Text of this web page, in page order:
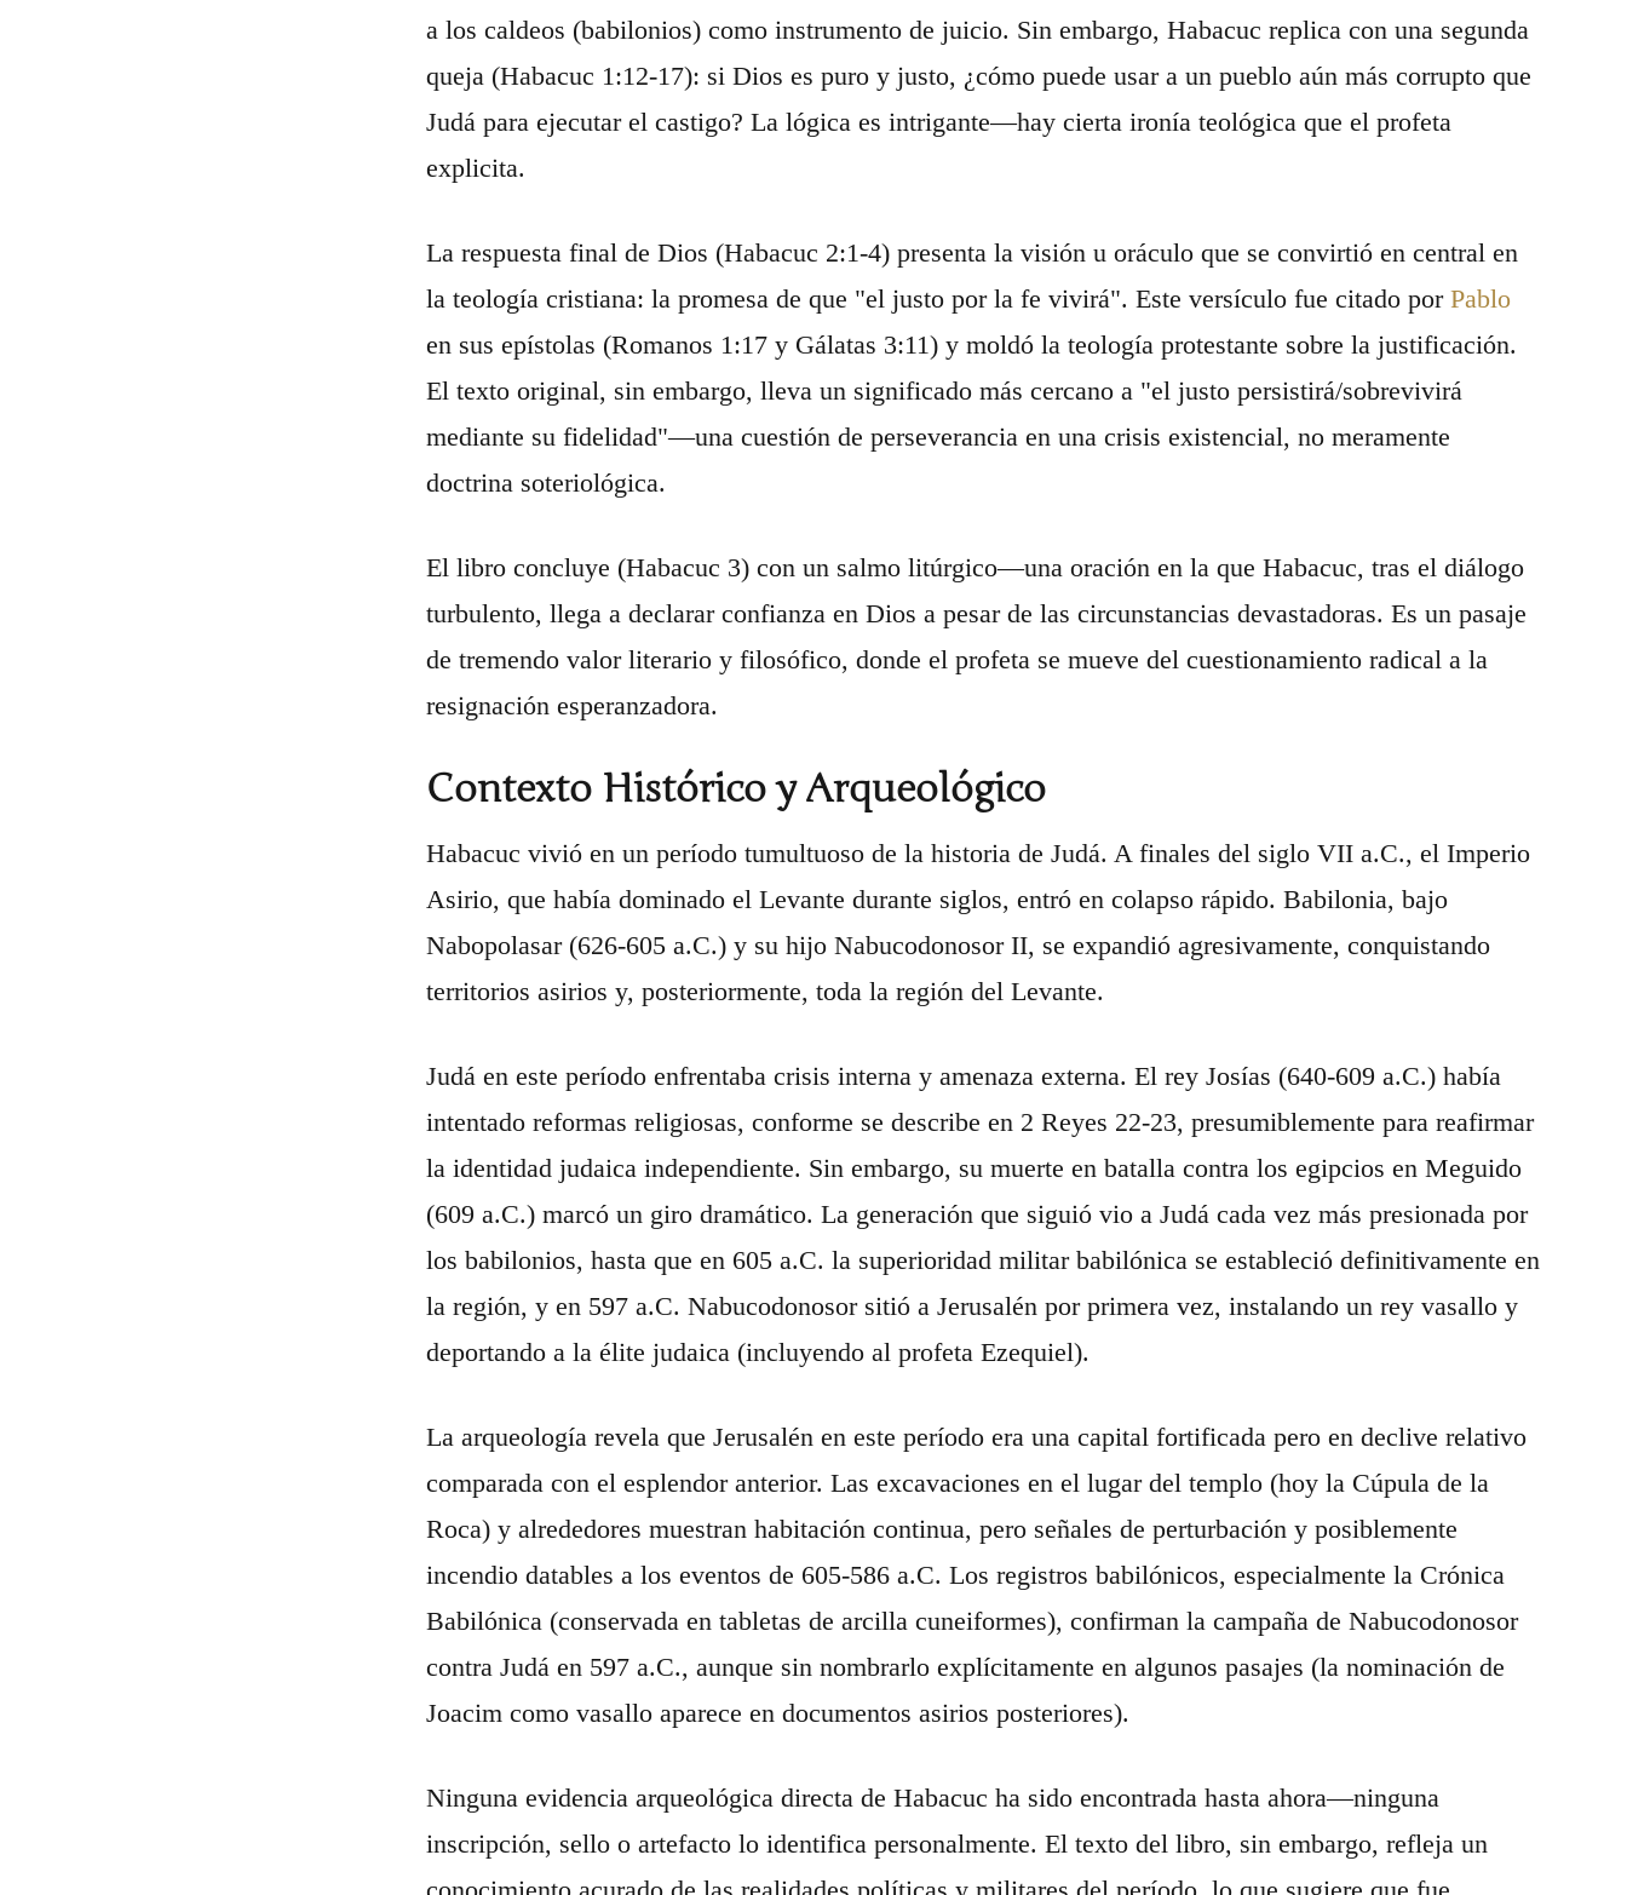
a los caldeos (babilonios) como instrumento de juicio. Sin embargo, Habacuc replica con una segunda
queja (Habacuc 1:12-17): si Dios es puro y justo, ¿cómo puede usar a un pueblo aún más corrupto que
Judá para ejecutar el castigo? La lógica es intrigante—hay cierta ironía teológica que el profeta
explicita.
La respuesta final de Dios (Habacuc 2:1-4) presenta la visión u oráculo que se convirtió en central en
la teología cristiana: la promesa de que "el justo por la fe vivirá". Este versículo fue citado por Pablo
en sus epístolas (Romanos 1:17 y Gálatas 3:11) y moldó la teología protestante sobre la justificación.
El texto original, sin embargo, lleva un significado más cercano a "el justo persistirá/sobrevivirá
mediante su fidelidad"—una cuestión de perseverancia en una crisis existencial, no meramente
doctrina soteriológica.
El libro concluye (Habacuc 3) con un salmo litúrgico—una oración en la que Habacuc, tras el diálogo
turbulento, llega a declarar confianza en Dios a pesar de las circunstancias devastadoras. Es un pasaje
de tremendo valor literario y filosófico, donde el profeta se mueve del cuestionamiento radical a la
resignación esperanzadora.
Contexto Histórico y Arqueológico
Habacuc vivió en un período tumultuoso de la historia de Judá. A finales del siglo VII a.C., el Imperio
Asirio, que había dominado el Levante durante siglos, entró en colapso rápido. Babilonia, bajo
Nabopolasar (626-605 a.C.) y su hijo Nabucodonosor II, se expandió agresivamente, conquistando
territorios asirios y, posteriormente, toda la región del Levante.
Judá en este período enfrentaba crisis interna y amenaza externa. El rey Josías (640-609 a.C.) había
intentado reformas religiosas, conforme se describe en 2 Reyes 22-23, presumiblemente para reafirmar
la identidad judaica independiente. Sin embargo, su muerte en batalla contra los egipcios en Meguido
(609 a.C.) marcó un giro dramático. La generación que siguió vio a Judá cada vez más presionada por
los babilonios, hasta que en 605 a.C. la superioridad militar babilónica se estableció definitivamente en
la región, y en 597 a.C. Nabucodonosor sitió a Jerusalén por primera vez, instalando un rey vasallo y
deportando a la élite judaica (incluyendo al profeta Ezequiel).
La arqueología revela que Jerusalén en este período era una capital fortificada pero en declive relativo
comparada con el esplendor anterior. Las excavaciones en el lugar del templo (hoy la Cúpula de la
Roca) y alrededores muestran habitación continua, pero señales de perturbación y posiblemente
incendio datables a los eventos de 605-586 a.C. Los registros babilónicos, especialmente la Crónica
Babilónica (conservada en tabletas de arcilla cuneiformes), confirman la campaña de Nabucodonosor
contra Judá en 597 a.C., aunque sin nombrarlo explícitamente en algunos pasajes (la nominación de
Joacim como vasallo aparece en documentos asirios posteriores).
Ninguna evidencia arqueológica directa de Habacuc ha sido encontrada hasta ahora—ninguna
inscripción, sello o artefacto lo identifica personalmente. El texto del libro, sin embargo, refleja un